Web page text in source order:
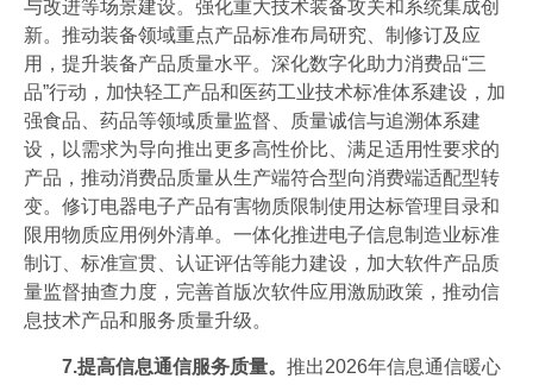
与改进等场景建设。强化重大技术装备攻关和系统集成创
新。推动装备领域重点产品标准布局研究、制修订及应
用，提升装备产品质量水平。深化数字化助力消费品“三
品”行动，加快轻工产品和医药工业技术标准体系建设，加
强食品、药品等领域质量监督、质量诚信与追溯体系建
设，以需求为导向推出更多高性价比、满足适用性要求的
产品，推动消费品质量从生产端符合型向消费端适配型转
变。修订电器电子产品有害物质限制使用达标管理目录和
限用物质应用例外清单。一体化推进电子信息制造业标准
制订、标准宣贯、认证评估等能力建设，加大软件产品质
量监督抽查力度，完善首版次软件应用激励政策，推动信
息技术产品和服务质量升级。
7.提高信息通信服务质量。 推出2026年信息通信暖心